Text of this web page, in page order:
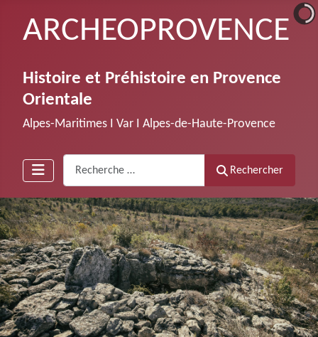
ARCHEOPROVENCE
Histoire et Préhistoire en Provence
Orientale
Alpes-Maritimes Ι Var Ι Alpes-de-Haute-Provence
Rechercher